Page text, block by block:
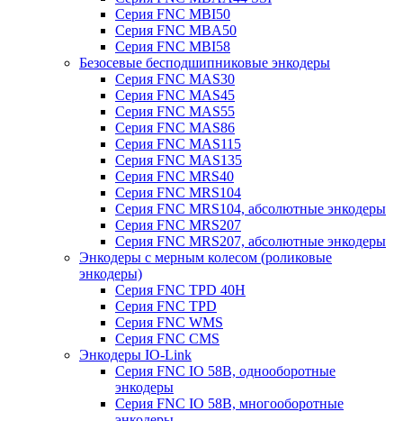
Серия FNC MBI50
Серия FNC MBA50
Серия FNC MBI58
Безосевые бесподшипниковые энкодеры
Серия FNC MAS30
Серия FNC MAS45
Серия FNC MAS55
Серия FNC MAS86
Серия FNC MAS115
Серия FNC MAS135
Серия FNC MRS40
Серия FNC MRS104
Серия FNC MRS104, абсолютные энкодеры
Серия FNC MRS207
Серия FNC MRS207, абсолютные энкодеры
Энкодеры с мерным колесом (роликовые
энкодеры)
Серия FNC TPD 40H
Серия FNC TPD
Серия FNC WMS
Серия FNC CMS
Энкодеры IO-Link
Серия FNC IO 58B, однооборотные
энкодеры
Серия FNC IO 58B, многооборотные